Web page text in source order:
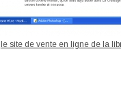
le site de vente en ligne de la